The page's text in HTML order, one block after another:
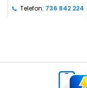
Telefon: 736 842 224